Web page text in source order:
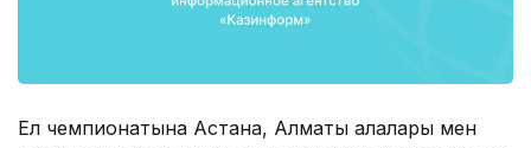
Ел чемпионатына Астана, Алматы қалалары мен